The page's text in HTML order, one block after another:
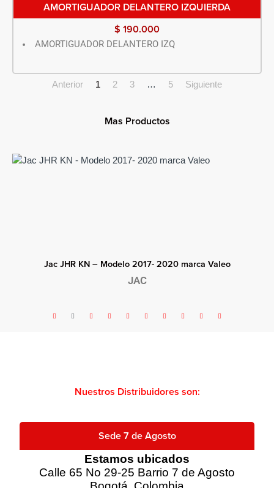
AMORTIGUADOR DELANTERO IZQUIERDA
$ 190.000
AMORTIGUADOR DELANTERO IZQ
Anterior 1 2 3 … 5 Siguiente
Mas Productos
Modelo 2017- 2020 marca Valeo Jac JHR
Nuestros Distribuidores son:
Sede 7 de Agosto
Estamos ubicados
Calle 65 No 29-25 Barrio 7 de Agosto